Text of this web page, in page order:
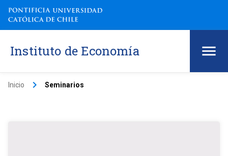
Instituto de Economía
Inicio keyboard_arrow_right Seminarios